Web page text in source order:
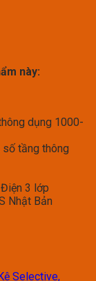
này:
dụng 1000-
tầng thông
3 lớp
Nhật Bản
Selective,